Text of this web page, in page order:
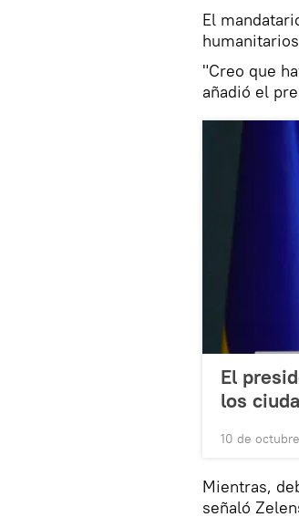
El
"Creo que
añadió el
El
los
10 de
Mientras,
señaló